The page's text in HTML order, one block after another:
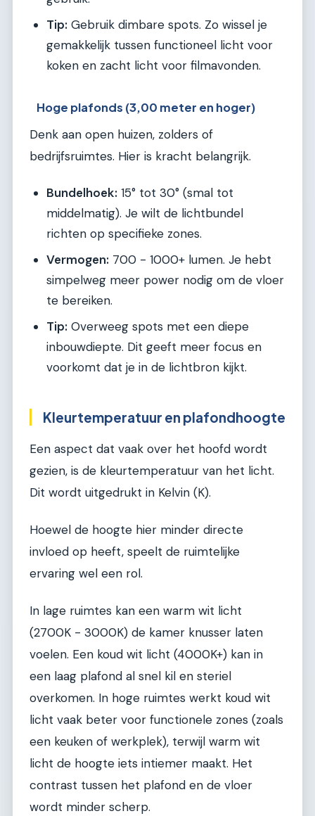
Tip: Gebruik dimbare spots. Zo wissel je
gemakkelijk tussen functioneel licht voor
koken en zacht licht voor filmavonden.
Hoge plafonds (3,00 meter en hoger)
Denk aan open huizen, zolders of
bedrijfsruimtes. Hier is kracht belangrijk.
Bundelhoek: 15° tot 30° (smal tot
middelmatig). Je wilt de lichtbundel
richten op specifieke zones.
Vermogen: 700 - 1000+ lumen. Je hebt
simpelweg meer power nodig om de vloer
te bereiken.
Tip: Overweeg spots met een diepe
inbouwdiepte. Dit geeft meer focus en
voorkomt dat je in de lichtbron kijkt.
Kleurtemperatuur en plafondhoogte
Een aspect dat vaak over het hoofd wordt
gezien, is de kleurtemperatuur van het licht.
Dit wordt uitgedrukt in Kelvin (K).
Hoewel de hoogte hier minder directe
invloed op heeft, speelt de ruimtelijke
ervaring wel een rol.
In lage ruimtes kan een warm wit licht
(2700K - 3000K) de kamer knusser laten
voelen. Een koud wit licht (4000K+) kan in
een laag plafond al snel kil en steriel
overkomen. In hoge ruimtes werkt koud wit
licht vaak beter voor functionele zones (zoals
een keuken of werkplek), terwijl warm wit
licht de hoogte iets intiemer maakt. Het
contrast tussen het plafond en de vloer
wordt minder scherp.